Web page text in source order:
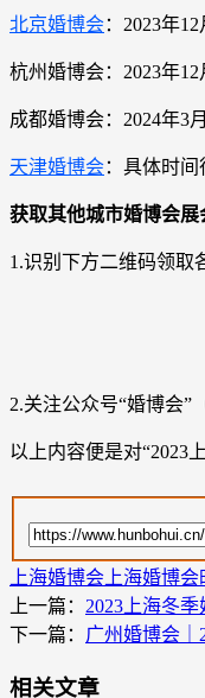
北京婚博会：2023年
杭州婚博会：2023年
成都婚博会：2024年3
天津婚博会：具体时
获取其他城市婚博会展
1.识别下方二维码领取
2.关注公众号“婚博会”
以上内容便是对“2023
上海婚博会 上海婚博会
上一篇： 2023上海冬
下一篇： 广州婚博会｜
相关文章